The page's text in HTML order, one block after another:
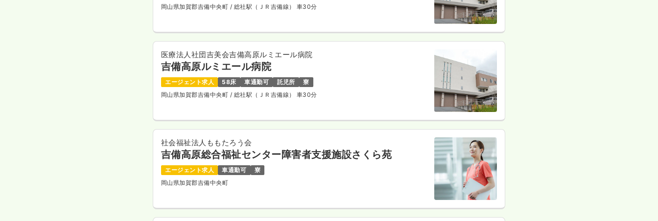
岡山県加賀郡吉備中央町 / 総社駅（ＪＲ吉備線） 車30分
医療法人社団吉美会吉備高原ルミエール病院
吉備高原ルミエール病院
エージェント求人 58床 車通勤可 託児所
寮
岡山県加賀郡吉備中央町 / 総社駅（ＪＲ吉備線） 車30分
社会福祉法人ももたろう会
吉備高原総合福祉センター障害者支援施設さくら苑
エージェント求人 車通勤可
寮
岡山県加賀郡吉備中央町